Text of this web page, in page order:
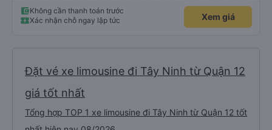
Không cần thanh toán trước
Xác nhận chỗ ngay lập tức
Xem giá
Đặt vé xe limousine đi Tây Ninh từ Quận 12
giá tốt nhất
Tổng hợp TOP 1 xe limousine đi Tây Ninh từ Quận 12 tốt